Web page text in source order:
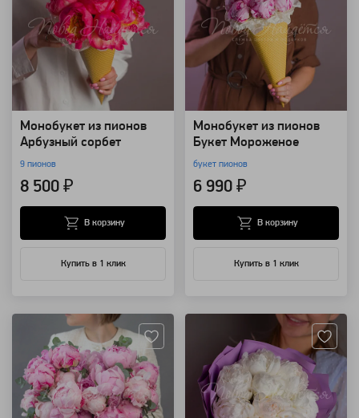
Монобукет из пионов
Арбузный сорбет
9 пионов
8 500 ₽
Купить в 1 клик
В корзину
Монобукет из пионов
Букет Мороженое
букет пионов
6 990 ₽
Купить в 1 клик
В корзину